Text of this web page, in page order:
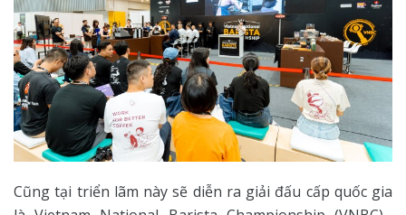
Cũng tại triển lãm này sẽ diễn ra giải đấu cấp quốc gia